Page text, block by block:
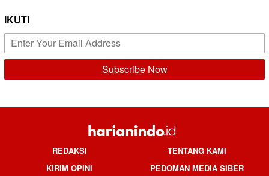
IKUTI
REDAKSI
TENTANG KAMI
KIRIM OPINI
PEDOMAN MEDIA SIBER